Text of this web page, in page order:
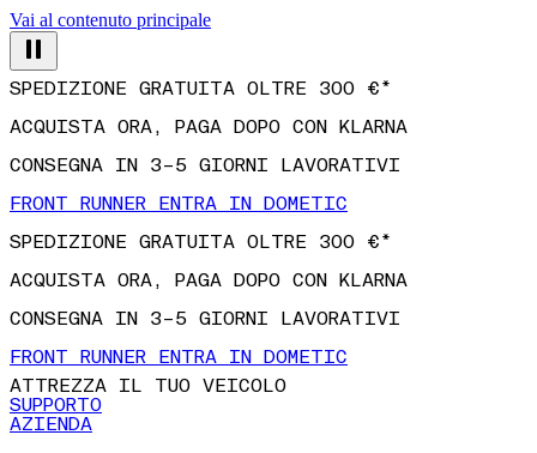
Vai al contenuto principale
SPEDIZIONE GRATUITA OLTRE 300 €*
ACQUISTA ORA, PAGA DOPO CON KLARNA
CONSEGNA IN 3–5 GIORNI LAVORATIVI
FRONT RUNNER ENTRA IN DOMETIC
SPEDIZIONE GRATUITA OLTRE 300 €*
ACQUISTA ORA, PAGA DOPO CON KLARNA
CONSEGNA IN 3–5 GIORNI LAVORATIVI
FRONT RUNNER ENTRA IN DOMETIC
ATTREZZA IL TUO VEICOLO
SUPPORTO
AZIENDA